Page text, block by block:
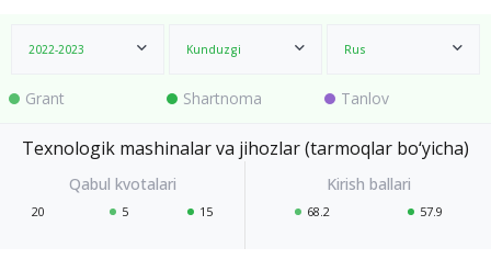
2022-2023 Kunduzgi Rus
Grant Shartnoma Tanlov
Texnologik mashinalar va jihozlar (tarmoqlar bo‘yicha)
20 5 15 68.2 57.9